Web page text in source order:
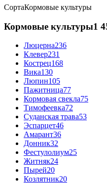
СортаКормовые культуры
Кормовые культуры1
Люцерна236
Клевер231
Кострец168
Вика130
Люпин105
Пажитница77
Кормовая свекла75
Тимофеевка72
Суданская трава53
Эспарцет46
Амарант36
Донник32
Фестулолиум25
Житняк24
Пырей20
Козлятник20